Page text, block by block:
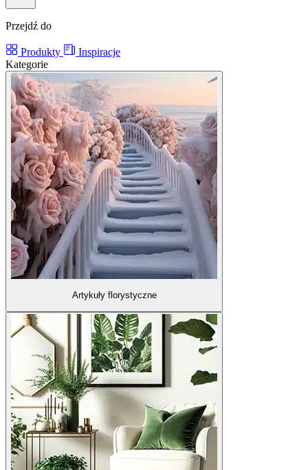
Przejdź do
Produkty
Inspiracje
Kategorie
Artykuły florystyczne